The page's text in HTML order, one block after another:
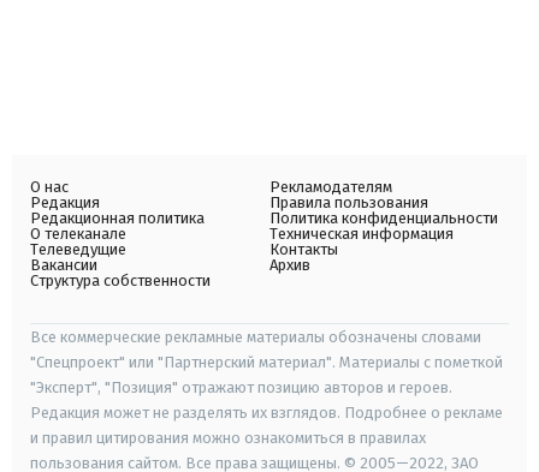
О нас
Редакция
Редакционная политика
О телеканале
Телеведущие
Вакансии
Структура собственности
Рекламодателям
Правила пользования
Политика конфиденциальности
Техническая информация
Контакты
Архив
Все коммерческие рекламные материалы обозначены словами
"Спецпроект" или "Партнерский материал". Материалы с пометкой
"Эксперт", "Позиция" отражают позицию авторов и героев.
Редакция может не разделять их взглядов. Подробнее о рекламе
и правил цитирования можно ознакомиться в правилах
пользования сайтом. Все права защищены. © 2005—2022, ЗАО